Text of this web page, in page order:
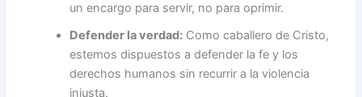
un encargo para servir, no para oprimir.
Defender la verdad: Como caballero de Cristo,
estemos dispuestos a defender la fe y los
derechos humanos sin recurrir a la violencia
injusta.